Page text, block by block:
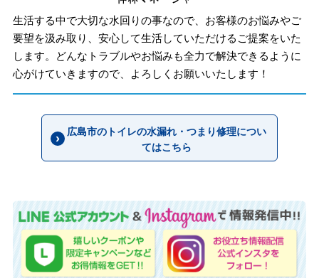
生活する中で大切な水回りの事なので、お客様のお悩みやご
要望を汲み取り、安心して生活していただけるご提案をいた
します。どんなトラブルやお悩みも全力で解決できるように
心がけていきますので、よろしくお願いいたします！
広島市のトイレの水漏れ・つまり修理につい
てはこちら